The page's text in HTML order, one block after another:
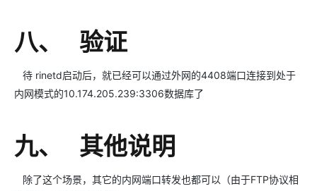
八、 验证
待 rinetd启动后，就已经可以通过外网的4408端口连接到处于
内网模式的10.174.205.239:3306数据库了
九、 其他说明
除了这个场景，其它的内网端口转发也都可以（由于FTP协议相